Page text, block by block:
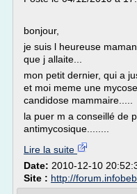
bonjour,
je suis l heureuse
que j allaite...
mon petit dernier, qui a
et moi meme une
candidose mammaire.....
la puer m a conseillé de
antimycosique........
Lire la suite
Date: 2010-12-10
Site : http://